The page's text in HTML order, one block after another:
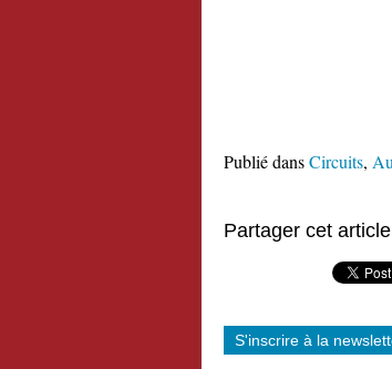
Publié dansCircuits,
Partager cet article
S'inscrire à la